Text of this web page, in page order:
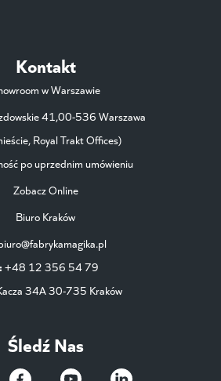
Kontakt
w Warszawie
41,00-536 Warszawa
Royal Trakt Offices)
po uprzednim umówieniu
Zobacz Online
Biuro Kraków
+48 12 356 54 79
34A 30-735 Kraków
Śledź Nas